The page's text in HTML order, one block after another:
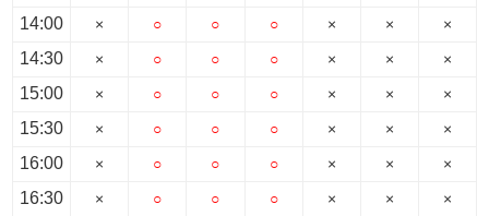
14:00
14:30
15:00
15:30
16:00
16:30
×
×
×
×
×
×
○
○
○
○
○
○
○
○
○
○
○
○
○
○
○
○
○
○
×
×
×
×
×
×
×
×
×
×
×
×
×
×
×
×
×
×